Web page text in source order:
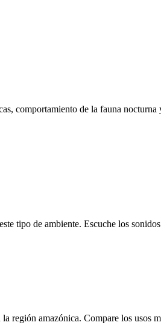
comportamiento de la fauna nocturna
tipo de ambiente. Escuche los
región amazónica. Compare los usos